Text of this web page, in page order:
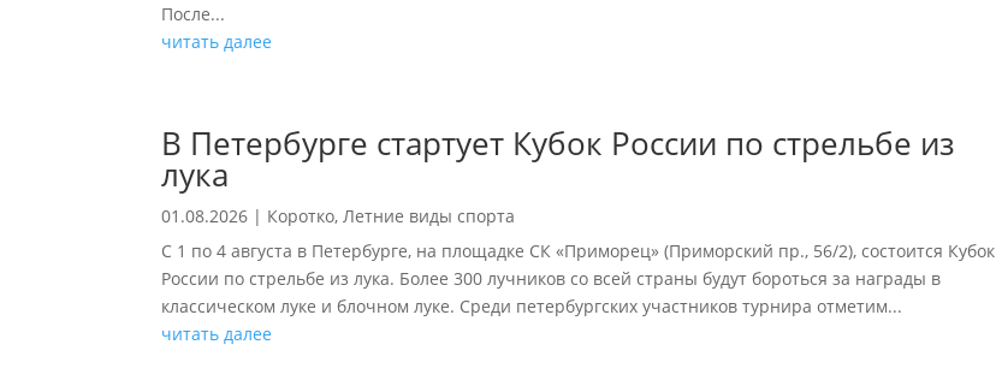
После...
читать далее
В Петербурге стартует Кубок России по стрельбе из
лука
01.08.2026 | Коротко,Летние виды спорта
С 1 по 4 августа в Петербурге, на площадке СК «Приморец» (Приморский пр., 56/2), состоится Кубок
России по стрельбе из лука. Более 300 лучников со всей страны будут бороться за награды в
классическом луке и блочном луке. Среди петербургских участников турнира отметим...
читать далее